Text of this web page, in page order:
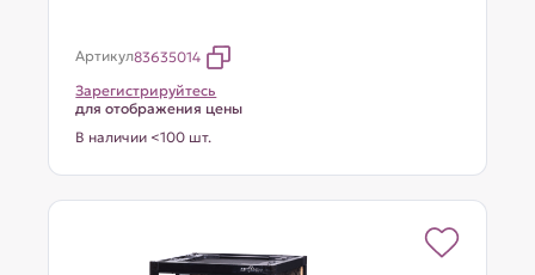
Артикул83635014
Зарегистрируйтесь
для отображения цены
В наличии <100 шт.